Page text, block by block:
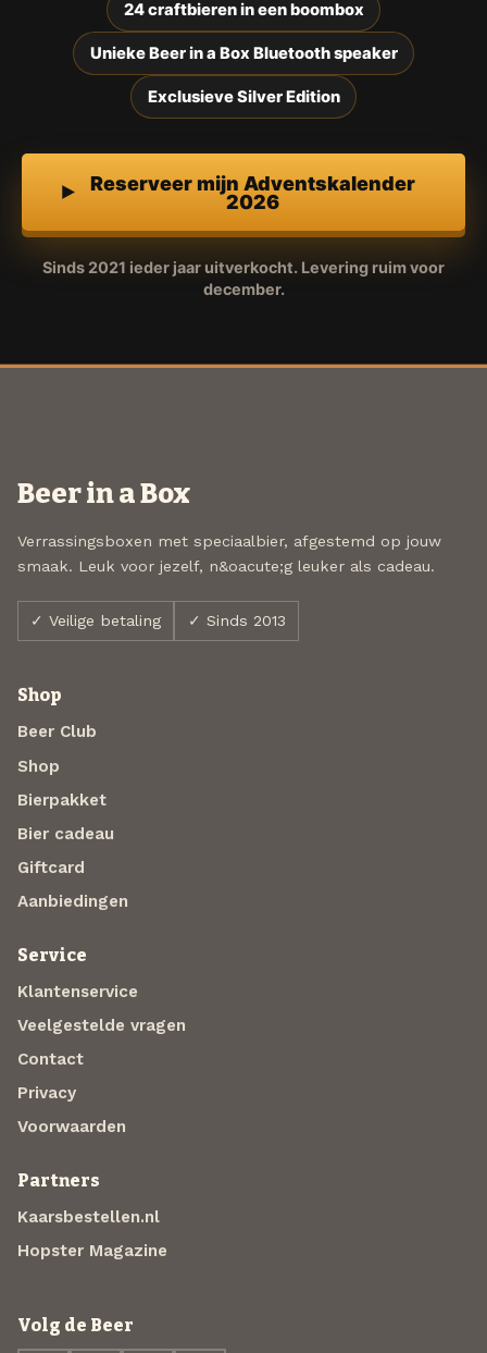
24 craftbieren in een boombox
Unieke Beer in a Box Bluetooth speaker
Exclusieve Silver Edition
Reserveer mijn Adventskalender
2026
Sinds 2021 ieder jaar uitverkocht. Levering ruim voor
december.
Beer in a Box
Verrassingsboxen met speciaalbier, afgestemd op jouw
smaak. Leuk voor jezelf, n&oacute;g leuker als cadeau.
✓ Veilige betaling ✓ Sinds 2013
Shop
Beer Club
Shop
Bierpakket
Bier cadeau
Giftcard
Aanbiedingen
Service
Klantenservice
Veelgestelde vragen
Contact
Privacy
Voorwaarden
Partners
Kaarsbestellen.nl
Hopster Magazine
Volg de Beer